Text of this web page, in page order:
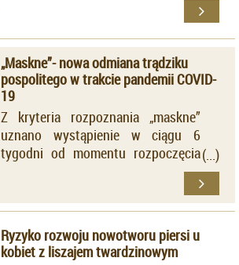
„Maskne”- nowa odmiana trądziku
pospolitego w trakcie pandemii COVID-
19
Z kryteria rozpoznania „maskne”
uznano wystąpienie w ciągu 6
tygodni od momentu rozpoczęcia
noszenia maseczki, nowych lub
zaostrzenie obecnych wykwitów
trądzikowych, ograniczonych do
strefy „O”.
Ryzyko rozwoju nowotworu piersi u
kobiet z liszajem twardzinowym